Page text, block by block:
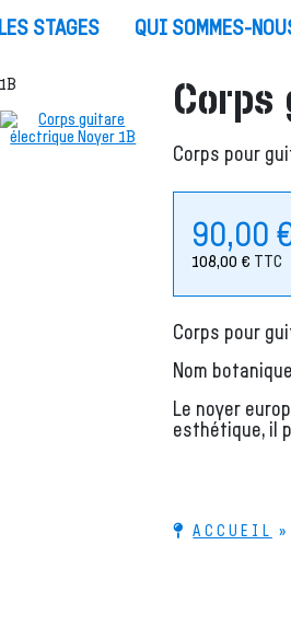
LES STAGES QUI SOMMES-
Corps
Corps pour
90,00
108,00 € TTC
Corps pour
Nom
Le noyer
esthétique, il
ACCUEIL